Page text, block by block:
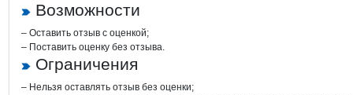
Возможности
– Оставить отзыв с оценкой;
– Поставить оценку без отзыва.
Ограничения
– Нельзя оставлять отзыв без оценки;